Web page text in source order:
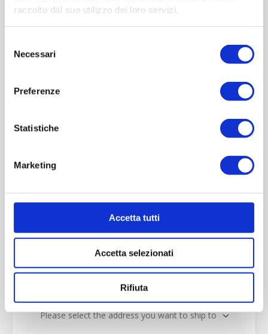
raccolto dal suo utilizzo dei loro servizi.
delNecessari
Preferenze
Statistiche
Marketing
Accetta tutti
Accetta selezionati
Rifiuta
Alma 500 ml
Cod.: BOR042
Colori disponibili*
Please select the address you want to ship to